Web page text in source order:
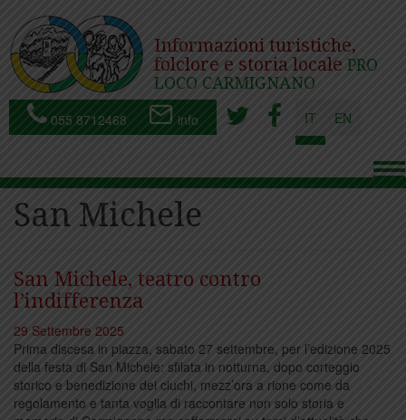
Informazioni turistiche,
folclore e storia locale PRO
LOCO CARMIGNANO
055 8712468 info IT EN
San Michele
San Michele, teatro contro
l’indifferenza
29 Settembre 2025
Prima discesa in piazza, sabato 27 settembre, per l’edizione 2025
della festa di San Michele: sfilata in notturna, dopo corteggio
storico e benedizione dei ciuchi, mezz’ora a rione come da
regolamento e tanta voglia di raccontare non solo storia e